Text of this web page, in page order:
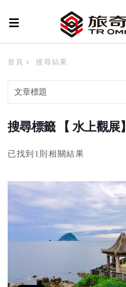
首頁 搜尋結果
搜尋標籤 【 水上觀展】
已找到1則相關結果